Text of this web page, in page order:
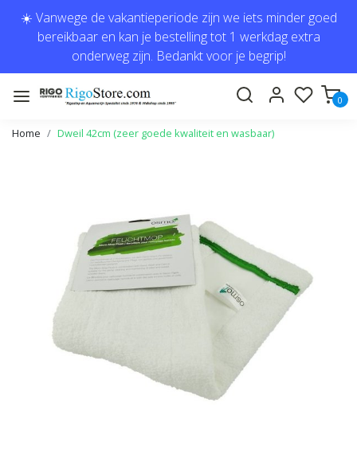
☀️ Vanwege de vakantieperiode zijn we iets minder goed
bereikbaar en kan je bestelling tot 1 werkdag extra
onderweg zijn. Bedankt voor je begrip!
0
Home Dweil 42cm (zeer goede kwaliteit en wasbaar)